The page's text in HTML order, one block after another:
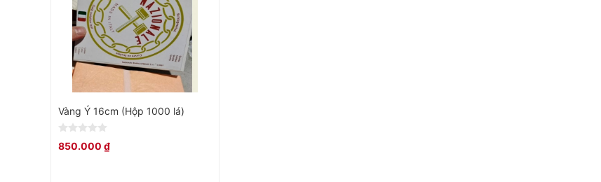
Vàng Ý 16cm (Hộp 1000 lá)
0
out
850.000 ₫